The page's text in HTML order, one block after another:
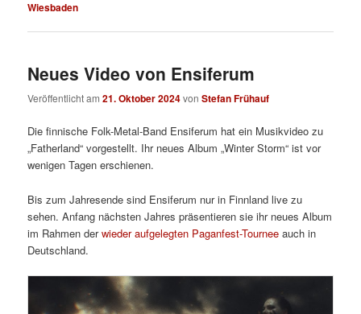
Wiesbaden
Neues Video von Ensiferum
Veröffentlicht am21. Oktober 2024vonStefan Frühauf
Die finnische Folk-Metal-Band Ensiferum hat ein Musikvideo zu
„Fatherland“ vorgestellt. Ihr neues Album „Winter Storm“ ist vor
wenigen Tagen erschienen.
Bis zum Jahresende sind Ensiferum nur in Finnland live zu
sehen. Anfang nächsten Jahres präsentieren sie ihr neues Album
im Rahmen derwieder aufgelegten Paganfest-Tournee auch in
Deutschland.